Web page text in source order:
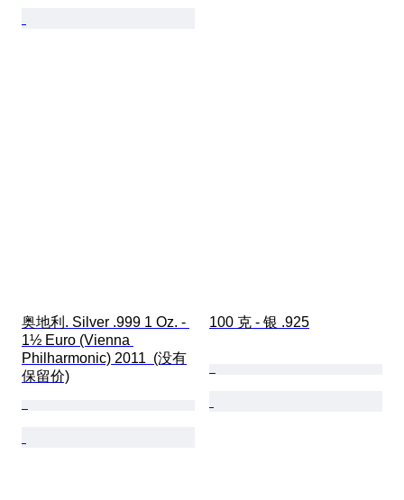
奥地利. Silver .999 1 Oz. -
1½ Euro (Vienna
Philharmonic) 2011  (没有
保留价)
100 克 - 银 .925